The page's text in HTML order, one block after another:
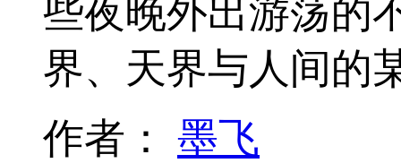
些夜晚外出游荡的
界、天界与人间的
作者： 墨飞